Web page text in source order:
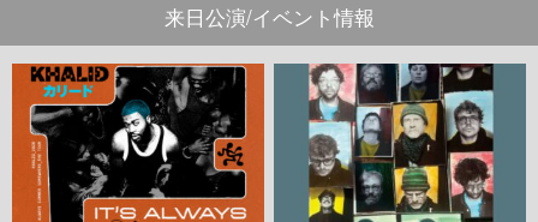
来日公演/イベント情報